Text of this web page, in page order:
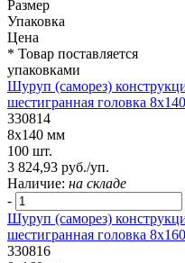
Размер
Упаковка
Цена
* Товар поставляется
упаковками
Шуруп (саморез)
шестигранная головка
330814
8х140 мм
100 шт.
3 824,93 руб./уп.
Наличие: на складе
-
Шуруп (саморез)
шестигранная головка
330816